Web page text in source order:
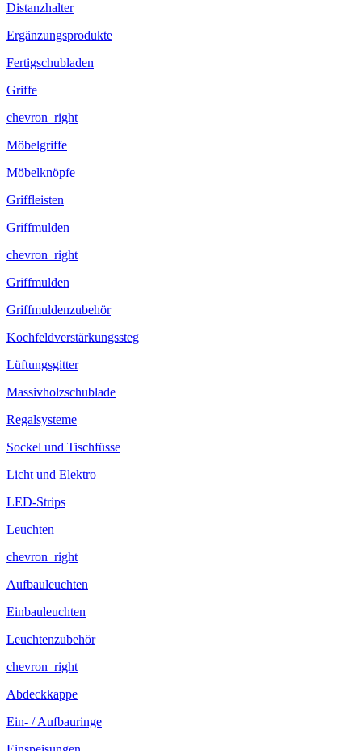
Distanzhalter
Ergänzungsprodukte
Fertigschubladen
Griffe
chevron_right
Möbelgriffe
Möbelknöpfe
Griffleisten
Griffmulden
chevron_right
Griffmulden
Griffmuldenzubehör
Kochfeldverstärkungssteg
Lüftungsgitter
Massivholzschublade
Regalsysteme
Sockel und Tischfüsse
Licht und Elektro
LED-Strips
Leuchten
chevron_right
Aufbauleuchten
Einbauleuchten
Leuchtenzubehör
chevron_right
Abdeckkappe
Ein- / Aufbauringe